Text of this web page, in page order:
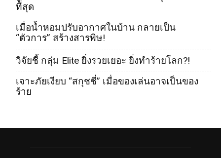
ที่สุด
เมื่อน้ำหอมปรับอากาศในบ้าน กลายเป็น
“ตัวการ” สร้างสารพิษ!
วิจัยชี้ กลุ่ม Elite ยิ่งรวยเยอะ ยิ่งทำร้ายโลก?!
เจาะภัยเงียบ “สกุชชี่” เมื่อของเล่นอาจเป็นของ
ร้าย